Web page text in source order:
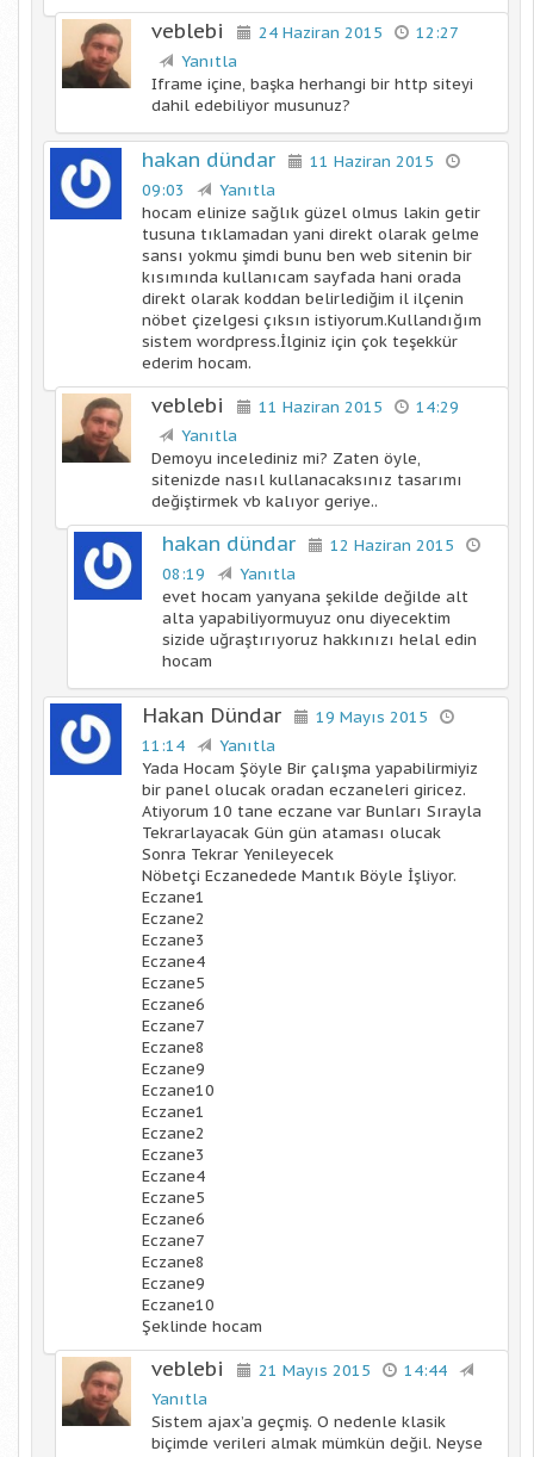
veblebi 24 Haziran 2015
12:27
Yanıtla
Iframe içine, başka herhangi bir http siteyi
dahil edebiliyor musunuz?
hakan dündar
11 Haziran 2015
09:03
Yanıtla
hocam elinize sağlık güzel olmus lakin getir
tusuna tıklamadan yani direkt olarak gelme
sansı yokmu şimdi bunu ben web sitenin bir
kısımında kullanıcam sayfada hani orada
direkt olarak koddan belirlediğim il ilçenin
nöbet çizelgesi çıksın istiyorum.Kullandığım
sistem wordpress.İlginiz için çok teşekkür
ederim hocam.
veblebi 11 Haziran 2015
14:29
Yanıtla
Demoyu incelediniz mi? Zaten öyle,
sitenizde nasıl kullanacaksınız tasarımı
değiştirmek vb kalıyor geriye..
hakan dündar
12 Haziran 2015
08:19
Yanıtla
evet hocam yanyana şekilde değilde alt
alta yapabiliyormuyuz onu diyecektim
sizide uğraştırıyoruz hakkınızı helal edin
hocam
Hakan Dündar
19 Mayıs 2015
11:14
Yanıtla
Yada Hocam Şöyle Bir çalışma yapabilirmiyiz
bir panel olucak oradan eczaneleri giricez.
Atiyorum 10 tane eczane var Bunları Sırayla
Tekrarlayacak Gün gün ataması olucak
Sonra Tekrar Yenileyecek
Nöbetçi Eczanedede Mantık Böyle İşliyor.
Eczane1
Eczane2
Eczane3
Eczane4
Eczane5
Eczane6
Eczane7
Eczane8
Eczane9
Eczane10
Eczane1
Eczane2
Eczane3
Eczane4
Eczane5
Eczane6
Eczane7
Eczane8
Eczane9
Eczane10
Şeklinde hocam
veblebi 21 Mayıs 2015
14:44
Yanıtla
Sistem ajax’a geçmiş. O nedenle klasik
biçimde verileri almak mümkün değil. Neyse